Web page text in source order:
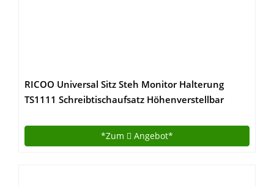
RICOO Universal Sitz Steh Monitor Halterung
TS1111 Schreibtischaufsatz Höhenverstellbar
Monitorstand Weiss Silber
*Zum Angebot*